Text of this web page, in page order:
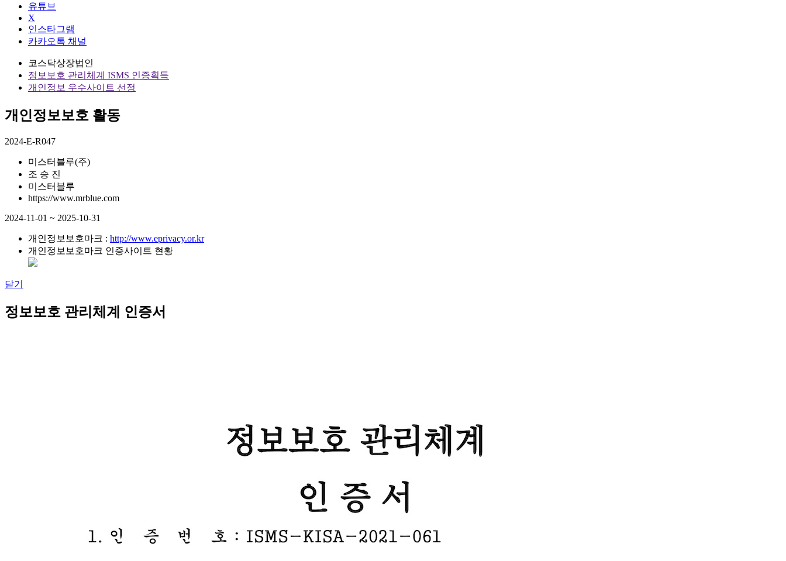
유튜브
X
인스타그램
카카오톡 채널
코스닥상장법인
정보보호 관리체계 ISMS 인증획득
개인정보 우수사이트 선정
개인정보보호 활동
2024-E-R047
미스터블루(주)
조 승 진
미스터블루
https://www.mrblue.com
2024-11-01 ~ 2025-10-31
개인정보보호마크 : http://www.eprivacy.or.kr
개인정보보호마크 인증사이트 현황
닫기
정보보호 관리체계 인증서